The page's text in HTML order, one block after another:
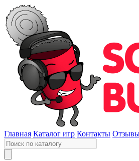
Главная Каталог игр Контакты